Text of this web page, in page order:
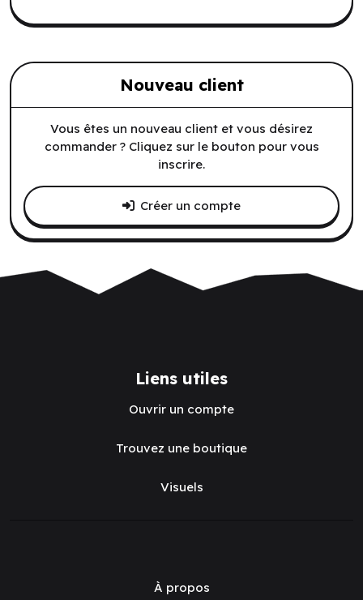
Nouveau client
Vous êtes un nouveau client et vous désirez
commander ? Cliquez sur le bouton pour vous
inscrire.
Créer un compte
Liens utiles
Ouvrir un compte
Trouvez une boutique
Visuels
À propos